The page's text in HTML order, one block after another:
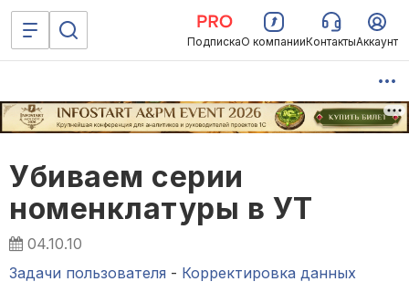
ПодпискаО компанииКонтактыАккаунт
Убиваем серии
номенклатуры в УТ
04.10.10
Задачи пользователя - Корректировка данных